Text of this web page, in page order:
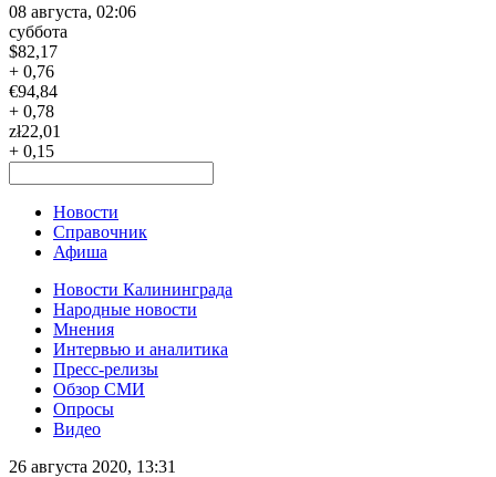
08 августа, 02:06
суббота
$82,17
+ 0,76
€94,84
+ 0,78
zł22,01
+ 0,15
Новости
Справочник
Афиша
Новости Калининграда
Народные новости
Мнения
Интервью и аналитика
Пресс-релизы
Обзор СМИ
Опросы
Видео
26 августа 2020, 13:31